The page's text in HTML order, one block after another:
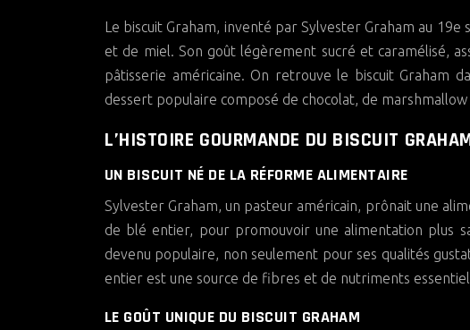
Le biscuit Graham, inventé par Sylvester Graham au
et de miel. Son goût légèrement sucré et caramélisé,
pâtisserie américaine. On retrouve le biscuit Graham
dessert populaire composé de chocolat, de marshmallow
L’HISTOIRE GOURMANDE DU BISCUIT
UN BISCUIT NÉ DE LA RÉFORME ALIMENTAIRE
Sylvester Graham, un pasteur américain, prônait une
de blé entier, pour promouvoir une alimentation plus
devenu populaire, non seulement pour ses qualités
entier est une source de fibres et de nutriments
LE GOÛT UNIQUE DU BISCUIT GRAHAM